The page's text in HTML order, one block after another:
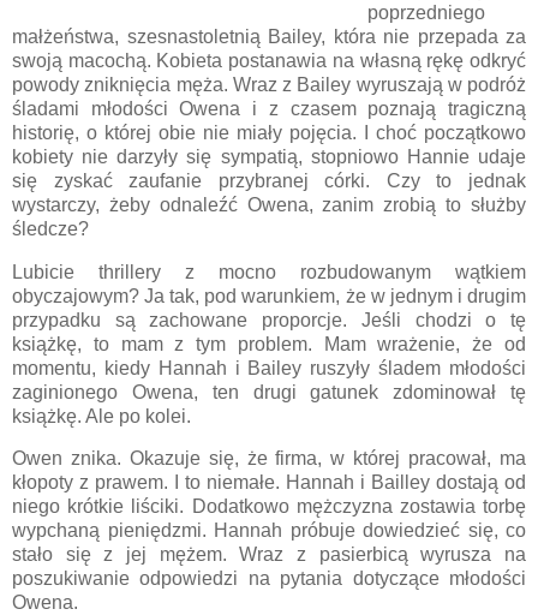
poprzedniego
małżeństwa, szesnastoletnią Bailey, która nie przepada za
swoją macochą. Kobieta postanawia na własną rękę odkryć
powody zniknięcia męża. Wraz z Bailey wyruszają w podróż
śladami młodości Owena i z czasem poznają tragiczną
historię, o której obie nie miały pojęcia. I choć początkowo
kobiety nie darzyły się sympatią, stopniowo Hannie udaje
się zyskać zaufanie przybranej córki. Czy to jednak
wystarczy, żeby odnaleźć Owena, zanim zrobią to służby
śledcze?
Lubicie thrillery z mocno rozbudowanym wątkiem
obyczajowym? Ja tak, pod warunkiem, że w jednym i drugim
przypadku są zachowane proporcje. Jeśli chodzi o tę
książkę, to mam z tym problem. Mam wrażenie, że od
momentu, kiedy Hannah i Bailey ruszyły śladem młodości
zaginionego Owena, ten drugi gatunek zdominował tę
książkę. Ale po kolei.
Owen znika. Okazuje się, że firma, w której pracował, ma
kłopoty z prawem. I to niemałe. Hannah i Bailley dostają od
niego krótkie liściki. Dodatkowo mężczyzna zostawia torbę
wypchaną pieniędzmi. Hannah próbuje dowiedzieć się, co
stało się z jej mężem. Wraz z pasierbicą wyrusza na
poszukiwanie odpowiedzi na pytania dotyczące młodości
Owena.